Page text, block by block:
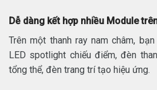
Dễ dàng kết hợp nhiều Module
Trên một thanh ray nam châm,
LED spotlight chiếu điểm, đèn
tổng thể, đèn trang trí tạo hiệu ứng.